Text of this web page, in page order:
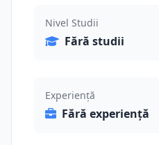
Nivel Studii
Fără studii
Experiență
Fără experiență